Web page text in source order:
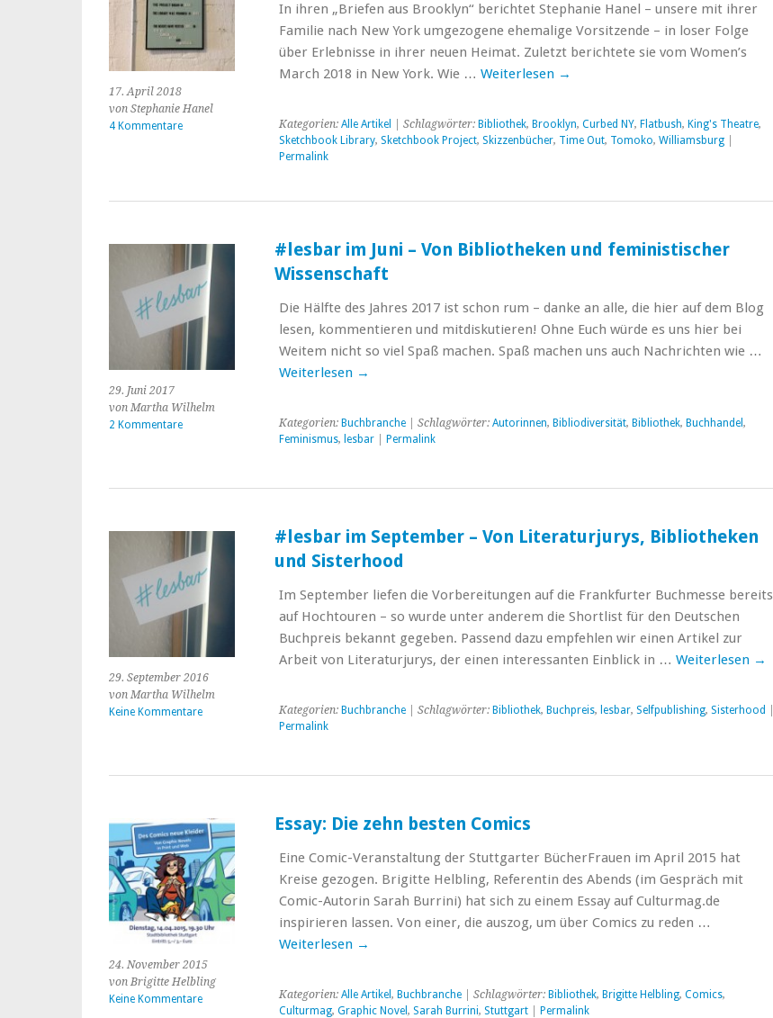
17. April 2018
von Stephanie Hanel
4 Kommentare
In ihren „Briefen aus Brooklyn“ berichtet Stephanie Hanel – unsere mit ihrer
Familie nach New York umgezogene ehemalige Vorsitzende – in loser Folge
über Erlebnisse in ihrer neuen Heimat. Zuletzt berichtete sie vom Women’s
March 2018 in New York. Wie … Weiterlesen →
Kategorien: Alle Artikel | Schlagwörter: Bibliothek, Brooklyn, Curbed NY, Flatbush, King's Theatre,
Sketchbook Library, Sketchbook Project, Skizzenbücher, Time Out, Tomoko, Williamsburg|
Permalink
29. Juni 2017
von Martha Wilhelm
2 Kommentare
#lesbar im Juni – Von Bibliotheken und feministischer
Wissenschaft
Die Hälfte des Jahres 2017 ist schon rum – danke an alle, die hier auf dem Blog
lesen, kommentieren und mitdiskutieren! Ohne Euch würde es uns hier bei
Weitem nicht so viel Spaß machen. Spaß machen uns auch Nachrichten wie …
Weiterlesen →
Kategorien: Buchbranche| Schlagwörter: Autorinnen, Bibliodiversität, Bibliothek, Buchhandel ,
Feminismus, lesbar| Permalink
29. September 2016
von Martha Wilhelm
Keine Kommentare
#lesbar im September – Von Literaturjurys, Bibliotheken
und Sisterhood
Im September liefen die Vorbereitungen auf die Frankfurter Buchmesse bereits
auf Hochtouren – so wurde unter anderem die Shortlist für den Deutschen
Buchpreis bekannt gegeben. Passend dazu empfehlen wir einen Artikel zur
Arbeit von Literaturjurys, der einen interessanten Einblick in … Weiterlesen →
Kategorien: Buchbranche| Schlagwörter: Bibliothek, Buchpreis, lesbar, Selfpublishing, Sisterhood
Permalink
24. November 2015
von Brigitte Helbling
Keine Kommentare
Essay: Die zehn besten Comics
Eine Comic-Veranstaltung der Stuttgarter BücherFrauen im April 2015 hat
Kreise gezogen. Brigitte Helbling, Referentin des Abends (im Gespräch mit
Comic-Autorin Sarah Burrini) hat sich zu einem Essay auf Culturmag.de
inspirieren lassen. Von einer, die auszog, um über Comics zu reden …
Weiterlesen →
Kategorien: Alle Artikel , Buchbranche| Schlagwörter: Bibliothek, Brigitte Helbling, Comics,
Culturmag, Graphic Novel , Sarah Burrini, Stuttgart| Permalink